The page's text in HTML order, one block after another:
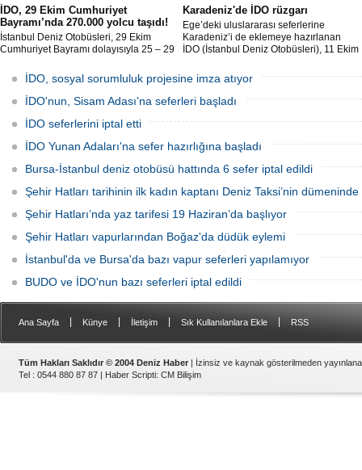
İDO, 29 Ekim Cumhuriyet
Bayramı’nda 270.000 yolcu taşıdı!
İstanbul Deniz Otobüsleri, 29 Ekim
Cumhuriyet Bayramı dolayısıyla 25 – 29
Karadeniz'de İDO rüzgarı
Ege’deki uluslararası seferlerine
Karadeniz’i de eklemeye hazırlanan
İDO (İstanbul Deniz Otobüsleri), 11 Ekim
(Bulgaristan) seferi ile yeni bir rota ilave
ediyor!
İDO, sosyal sorumluluk projesine imza atıyor
İDO'nun, Sisam Adası'na seferleri başladı
İDO seferlerini iptal etti
İDO Yunan Adaları'na sefer hazırlığına başladı
Bursa-İstanbul deniz otobüsü hattında 6 sefer iptal edildi
Şehir Hatları tarihinin ilk kadın kaptanı Deniz Taksi’nin dümeninde
Şehir Hatları’nda yaz tarifesi 19 Haziran’da başlıyor
Şehir Hatları vapurlarından Boğaz'da düdük eylemi
İstanbul'da ve Bursa'da bazı vapur seferleri yapılamıyor
BUDO ve İDO'nun bazı seferleri iptal edildi
Ana Sayfa Künye İletişim Sık Kullanılanlara Ekle RSS
Tüm Hakları Saklıdır © 2004 Deniz Haber | İzinsiz ve kaynak gösterilmeden
Tel : 0544 880 87 87 | Haber Scripti: CM Bilişim